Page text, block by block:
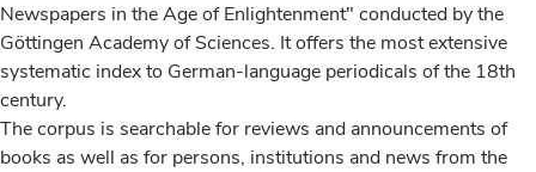
Newspapers in the Age of Enlightenment" conducted by the
Göttingen Academy of Sciences. It offers the most extensive
systematic index to German-language periodicals of the 18th
century.
The corpus is searchable for reviews and announcements of
books as well as for persons, institutions and news from the